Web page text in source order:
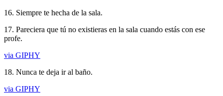
16. Siempre te hecha de la sala.
17. Pareciera que tú no existieras en la sala cuando estás con ese
profe.
via GIPHY
18. Nunca te deja ir al baño.
via GIPHY